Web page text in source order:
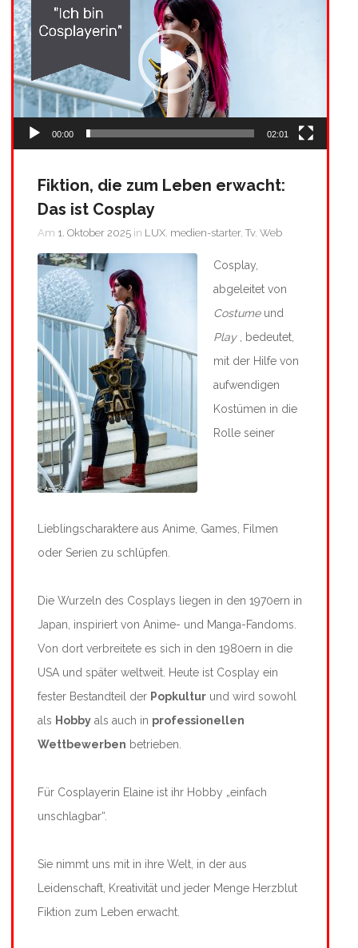
Player
00:00 02:01
Fiktion, die zum Leben erwacht:
Das ist Cosplay
Am 1. Oktober 2025 in LUX, medien-starter,Tv, Web
Cosplay,
abgeleitet von
Costumeund
Play, bedeutet,
mit der Hilfe von
aufwendigen
Kostümen in die
Rolle seiner
Lieblingscharaktere aus Anime, Games, Filmen
oder Serien zu schlüpfen.
Die Wurzeln des Cosplays liegen in den 1970ern in
Japan, inspiriert von Anime- und Manga-Fandoms.
Von dort verbreitete es sich in den 1980ern in die
USA und später weltweit. Heute ist Cosplay ein
fester Bestandteil der Popkultur und wird sowohl
als Hobby als auch in professionellen
Wettbewerben betrieben.
Für Cosplayerin Elaine ist ihr Hobby „einfach
unschlagbar“.
Sie nimmt uns mit in ihre Welt, in der aus
Leidenschaft, Kreativität und jeder Menge Herzblut
Fiktion zum Leben erwacht.